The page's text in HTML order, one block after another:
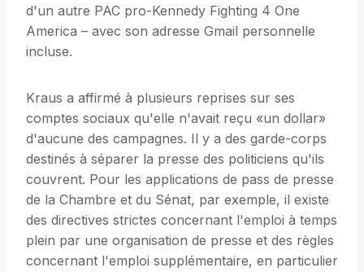
d'un autre PAC pro-Kennedy Fighting 4 One
America – avec son adresse Gmail personnelle
incluse.
Kraus a affirmé à plusieurs reprises sur ses
comptes sociaux qu'elle n'avait reçu «un dollar»
d'aucune des campagnes. Il y a des garde-corps
destinés à séparer la presse des politiciens qu'ils
couvrent. Pour les applications de pass de presse
de la Chambre et du Sénat, par exemple, il existe
des directives strictes concernant l'emploi à temps
plein par une organisation de presse et des règles
concernant l'emploi supplémentaire, en particulier